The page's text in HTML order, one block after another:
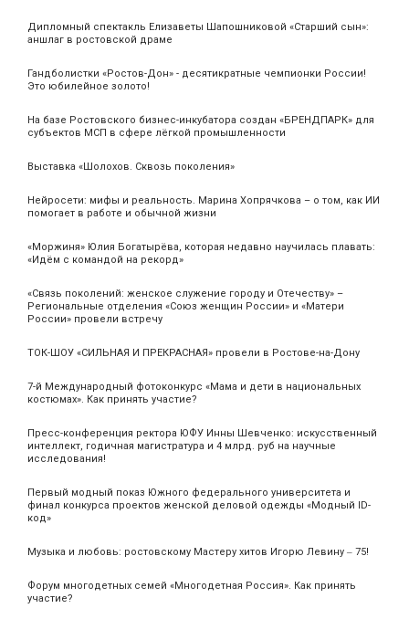
Дипломный спектакль Елизаветы Шапошниковой «Старший сын»:
аншлаг в ростовской драме
Гандболистки «Ростов-Дон» - десятикратные чемпионки России!
Это юбилейное золото!
На базе Ростовского бизнес-инкубатора создан «БРЕНДПАРК» для
субъектов МСП в сфере лёгкой промышленности
Выставка «Шолохов. Сквозь поколения»
Нейросети: мифы и реальность. Марина Хопрячкова – о том, как ИИ
помогает в работе и обычной жизни
«Моржиня» Юлия Богатырёва, которая недавно научилась плавать:
«Идём с командой на рекорд»
«Связь поколений: женское служение городу и Отечеству» –
Региональные отделения «Союз женщин России» и «Матери
России» провели встречу
ТОК-ШОУ «СИЛЬНАЯ И ПРЕКРАСНАЯ» провели в Ростове-на-Дону
7-й Международный фотоконкурс «Мама и дети в национальных
костюмах». Как принять участие?
Пресс-конференция ректора ЮФУ Инны Шевченко: искусственный
интеллект, годичная магистратура и 4 млрд. руб на научные
исследования!
Первый модный показ Южного федерального университета и
финал конкурса проектов женской деловой одежды «Модный ID-
код»
Музыка и любовь: ростовскому Мастеру хитов Игорю Левину ‒ 75!
Форум многодетных семей «Многодетная Россия». Как принять
участие?